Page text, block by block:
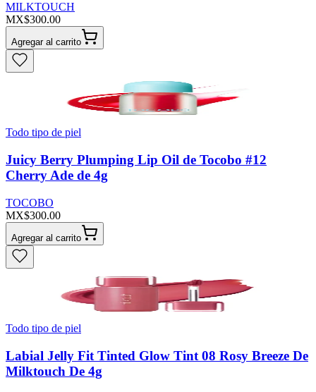
MILKTOUCH
MX$300.00
Agregar al carrito
Todo tipo de piel
Juicy Berry Plumping Lip Oil de Tocobo #12
Cherry Ade de 4g
TOCOBO
MX$300.00
Agregar al carrito
Todo tipo de piel
Labial Jelly Fit Tinted Glow Tint 08 Rosy Breeze De
Milktouch De 4g